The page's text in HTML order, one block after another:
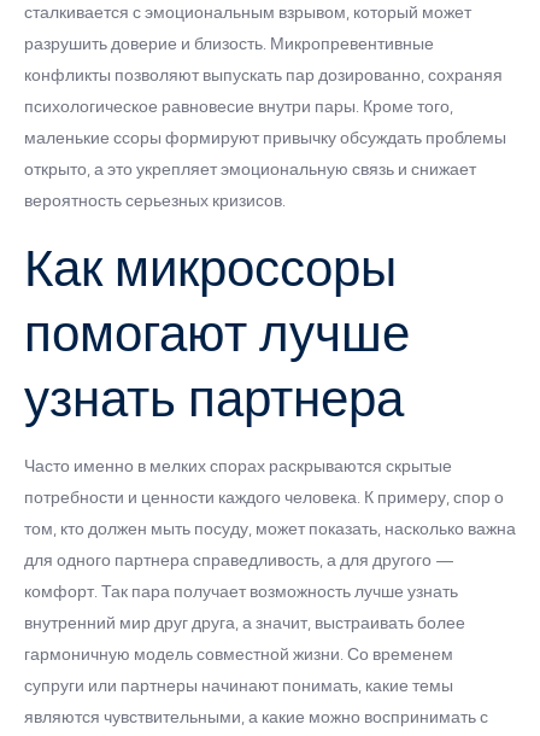
сталкивается с эмоциональным взрывом, который может
разрушить доверие и близость. Микропревентивные
конфликты позволяют выпускать пар дозированно, сохраняя
психологическое равновесие внутри пары. Кроме того,
маленькие ссоры формируют привычку обсуждать проблемы
открыто, а это укрепляет эмоциональную связь и снижает
вероятность серьезных кризисов.
Как микроссоры
помогают лучше
узнать партнера
Часто именно в мелких спорах раскрываются скрытые
потребности и ценности каждого человека. К примеру, спор о
том, кто должен мыть посуду, может показать, насколько важна
для одного партнера справедливость, а для другого —
комфорт. Так пара получает возможность лучше узнать
внутренний мир друг друга, а значит, выстраивать более
гармоничную модель совместной жизни. Со временем
супруги или партнеры начинают понимать, какие темы
являются чувствительными, а какие можно воспринимать с